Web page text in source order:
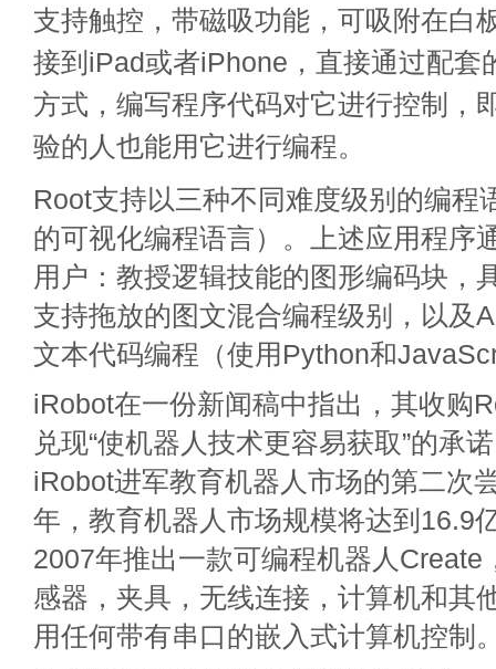
支持触控，带磁吸功能，可吸附在白
接到iPad或者iPhone，直接通过配套
方式，编写程序代码对它进行控制，
验的人也能用它进行编程。
Root支持以三种不同难度级别的编程
的可视化编程语言）。上述应用程序
用户：教授逻辑技能的图形编码块，
支持拖放的图文混合编程级别，以及
文本代码编程（使用Python和
iRobot在一份新闻稿中指出，其收购
兑现“使机器人技术更容易获取”的承
iRobot进军教育机器人市场的第二次
年，教育机器人市场规模将达到16.9
2007年推出一款可编程机器人Create
感器，夹具，无线连接，计算机和其
用任何带有串口的嵌入式计算机控制